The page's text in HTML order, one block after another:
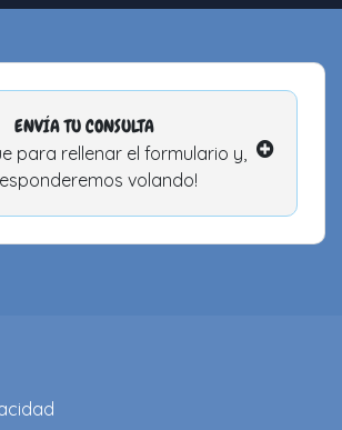
ENVÍA TU CONSULTA
para rellenar el formulario y,
volando!